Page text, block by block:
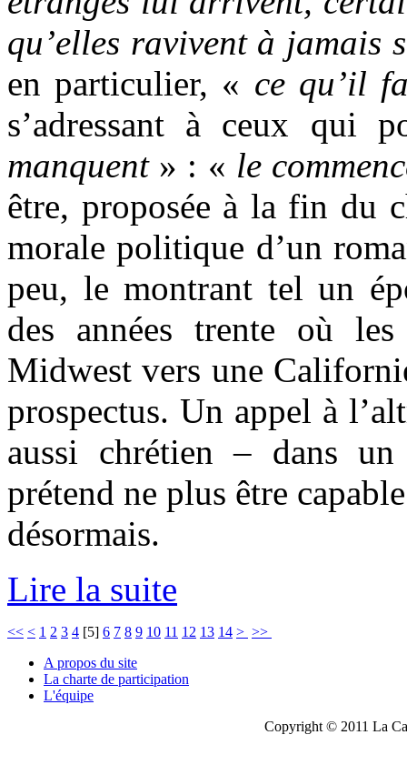
qu’elles ravivent à jamais
en particulier, « ce qu’il
s’adressant à ceux qui
manquent» : « le
être, proposée à la fin du
morale politique d’un
peu, le montrant tel un
des années trente où
Midwest vers une
prospectus. Un appel à
aussi chrétien – dans
prétend ne plus être
désormais.
Lire la suite
<< < 1 2 3 4 [5] 6 7 8 9 10 11 12 13 14 > >>
A propos du site
La charte de participation
L'équipe
Copyright © 2011 La